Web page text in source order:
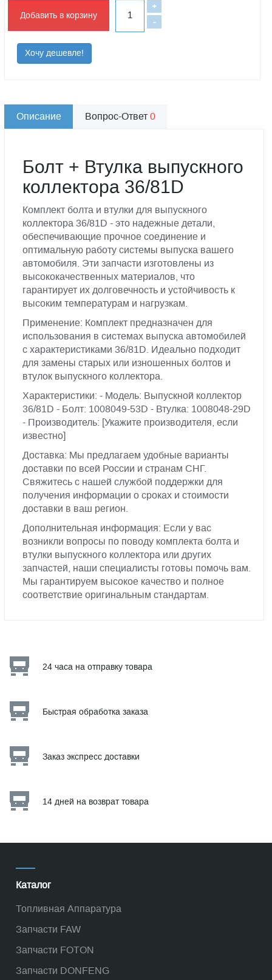
Добавить в корзину
-
+
Хочу дешевле!
Описание Вопрос-Ответ0
Болт + Втулка выпускного
коллектора 36/81D
Комплект болта и втулки для выпускного
коллектора 36/81D - это надежные детали,
обеспечивающие прочное соединение и
оптимальную работу системы выпуска вашего
автомобиля. Эти запчасти изготовлены из
высококачественных материалов, что
гарантирует их долговечность и устойчивость к
высоким температурам и нагрузкам.
Применение: Комплект предназначен для
использования в системах выпуска автомобилей
с характеристиками 36/81D. Идеально подходит
для замены старых или изношенных болтов и
втулок выпускного коллектора.
Характеристики: - Модель: Выпускной коллектор
36/81D - Болт: 1008049-53D - Втулка: 1008048-29D
- Производитель: [Укажите производителя, если
известно]
Доставка: Мы предлагаем удобные варианты
доставки по всей России и странам СНГ.
Свяжитесь с нашей службой поддержки для
получения информации о сроках и стоимости
доставки в ваш регион.
Дополнительная информация: Если у вас
возникли вопросы по поводу комплекта болта и
втулки выпускного коллектора или других
запчастей, наши специалисты готовы помочь вам.
Мы гарантируем высокое качество и полное
соответствие оригинальным стандартам.
24 часа на отправку товара
Быстрая обработка заказа
Заказ экспресс доставки
14 дней на возврат товара
Каталог
Топливная Аппаратура
Запчасти FAW
Запчасти FOTON
Запчасти DONFENG